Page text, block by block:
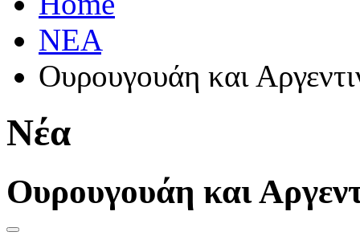
ΝΕΑ
Ουρουγουάη και
Νέα
Ουρουγουάη και